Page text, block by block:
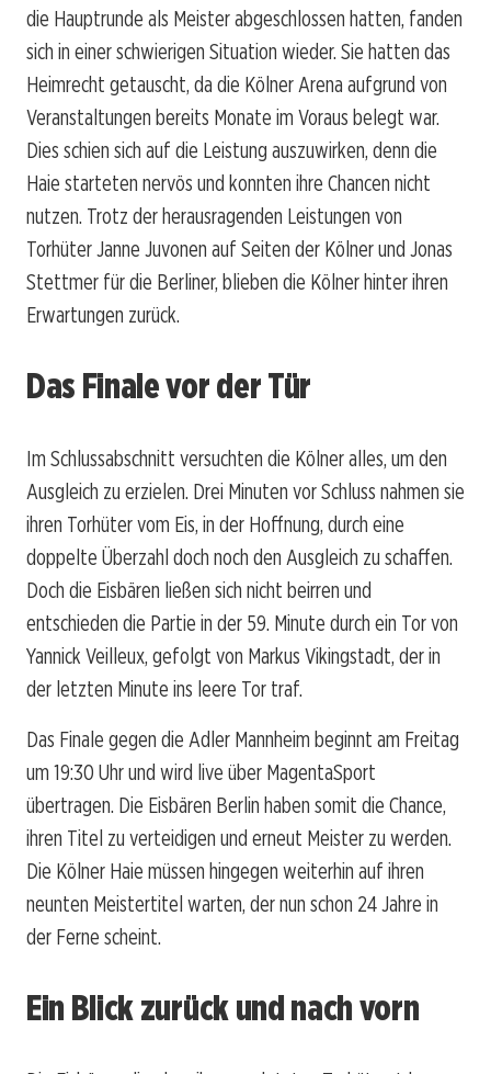
die Hauptrunde als Meister abgeschlossen hatten, fanden
sich in einer schwierigen Situation wieder. Sie hatten das
Heimrecht getauscht, da die Kölner Arena aufgrund von
Veranstaltungen bereits Monate im Voraus belegt war.
Dies schien sich auf die Leistung auszuwirken, denn die
Haie starteten nervös und konnten ihre Chancen nicht
nutzen. Trotz der herausragenden Leistungen von
Torhüter Janne Juvonen auf Seiten der Kölner und Jonas
Stettmer für die Berliner, blieben die Kölner hinter ihren
Erwartungen zurück.
Das Finale vor der Tür
Im Schlussabschnitt versuchten die Kölner alles, um den
Ausgleich zu erzielen. Drei Minuten vor Schluss nahmen sie
ihren Torhüter vom Eis, in der Hoffnung, durch eine
doppelte Überzahl doch noch den Ausgleich zu schaffen.
Doch die Eisbären ließen sich nicht beirren und
entschieden die Partie in der 59. Minute durch ein Tor von
Yannick Veilleux, gefolgt von Markus Vikingstadt, der in
der letzten Minute ins leere Tor traf.
Das Finale gegen die Adler Mannheim beginnt am Freitag
um 19:30 Uhr und wird live über MagentaSport
übertragen. Die Eisbären Berlin haben somit die Chance,
ihren Titel zu verteidigen und erneut Meister zu werden.
Die Kölner Haie müssen hingegen weiterhin auf ihren
neunten Meistertitel warten, der nun schon 24 Jahre in
der Ferne scheint.
Ein Blick zurück und nach vorn